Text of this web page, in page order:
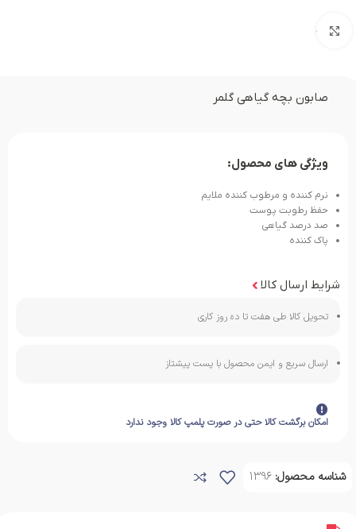
بزرگنمایی تصویر
صابون بچه گیاهی گلمر
ویژگی های محصول:
نرم کننده و مرطوب کننده ملایم
حفظ رطوبت پوست
صد درصد گیاهی
پاک کننده
شرایط ارسال کالا
تحویل کالا طی هفت تا ده روز کاری
ارسال سریع و ایمن محصول با پست پیشتاز
امکان برگشت کالا حتی در صورت پلمپ کالا وجود ندارد
شناسه محصول: 1396